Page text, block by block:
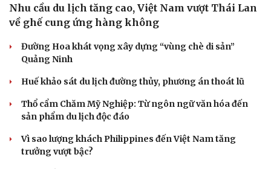
Nhu cầu du lịch tăng cao, Việt Nam vượt Thái Lan
về ghế cung ứng hàng không
Đường Hoa khát vọng xây dựng “vùng chè di sản”
Quảng Ninh
Huế khảo sát du lịch đường thủy, phương án thoát lũ
Thổ cẩm Chăm Mỹ Nghiệp: Từ ngôn ngữ văn hóa đến
sản phẩm du lịch độc đáo
Vì sao lượng khách Philippines đến Việt Nam tăng
trưởng vượt bậc?